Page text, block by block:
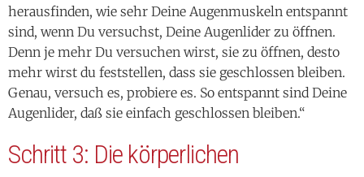
herausfinden, wie sehr Deine Augenmuskeln entspannt
sind, wenn Du versuchst, Deine Augenlider zu öffnen.
Denn je mehr Du versuchen wirst, sie zu öffnen, desto
mehr wirst du feststellen, dass sie geschlossen bleiben.
Genau, versuch es, probiere es. So entspannt sind Deine
Augenlider, daß sie einfach geschlossen bleiben.“
Schritt 3: Die körperlichen